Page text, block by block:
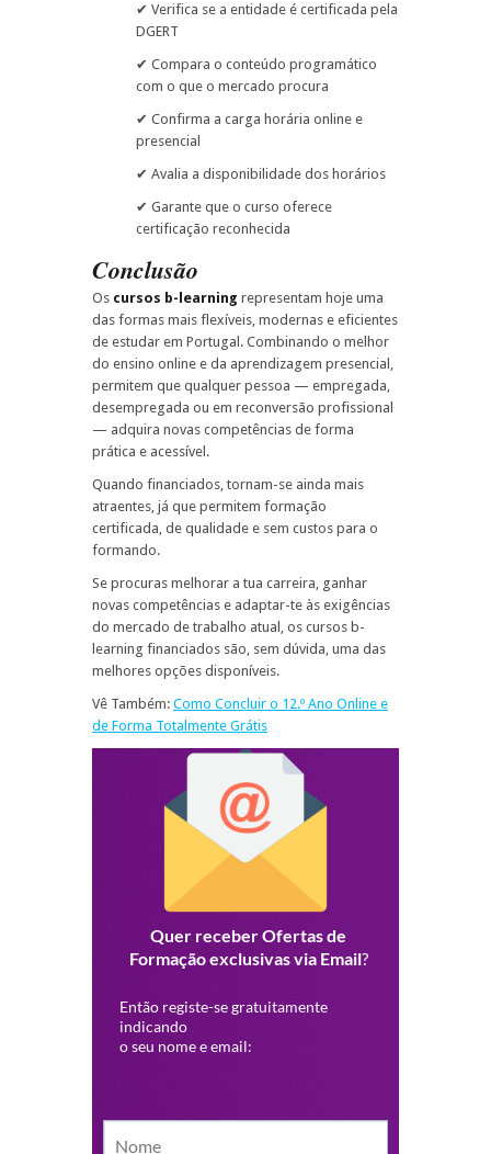
✔ Verifica se a entidade é certificada pela
DGERT
✔ Compara o conteúdo programático
com o que o mercado procura
✔ Confirma a carga horária online e
presencial
✔ Avalia a disponibilidade dos horários
✔ Garante que o curso oferece
certificação reconhecida
Conclusão
Os cursos b-learning representam hoje uma
das formas mais flexíveis, modernas e eficientes
de estudar em Portugal. Combinando o melhor
do ensino online e da aprendizagem presencial,
permitem que qualquer pessoa — empregada,
desempregada ou em reconversão profissional
— adquira novas competências de forma
prática e acessível.
Quando financiados, tornam-se ainda mais
atraentes, já que permitem formação
certificada, de qualidade e sem custos para o
formando.
Se procuras melhorar a tua carreira, ganhar
novas competências e adaptar-te às exigências
do mercado de trabalho atual, os cursos b-
learning financiados são, sem dúvida, uma das
melhores opções disponíveis.
Vê Também: Como Concluir o 12.º Ano Online e
de Forma Totalmente Grátis